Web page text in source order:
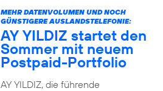
MEHR DATENVOLUMEN UND NOCH
GÜNSTIGERE AUSLANDSTELEFONIE:
AY YILDIZ startet den
Sommer mit neuem
Postpaid-Portfolio
AY YILDIZ, die führende